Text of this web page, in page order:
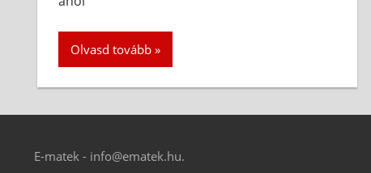
Olvasd tovább
E-matek - info@ematek.hu.